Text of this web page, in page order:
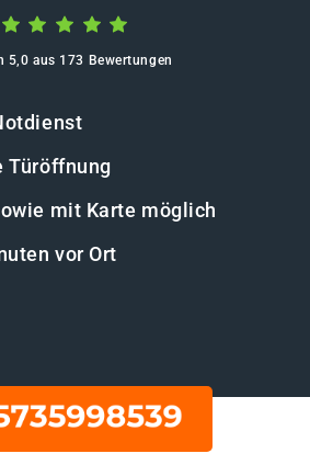
5,0 aus 173 Bewertungen
Türöffnung
mit Karte möglich
vor Ort